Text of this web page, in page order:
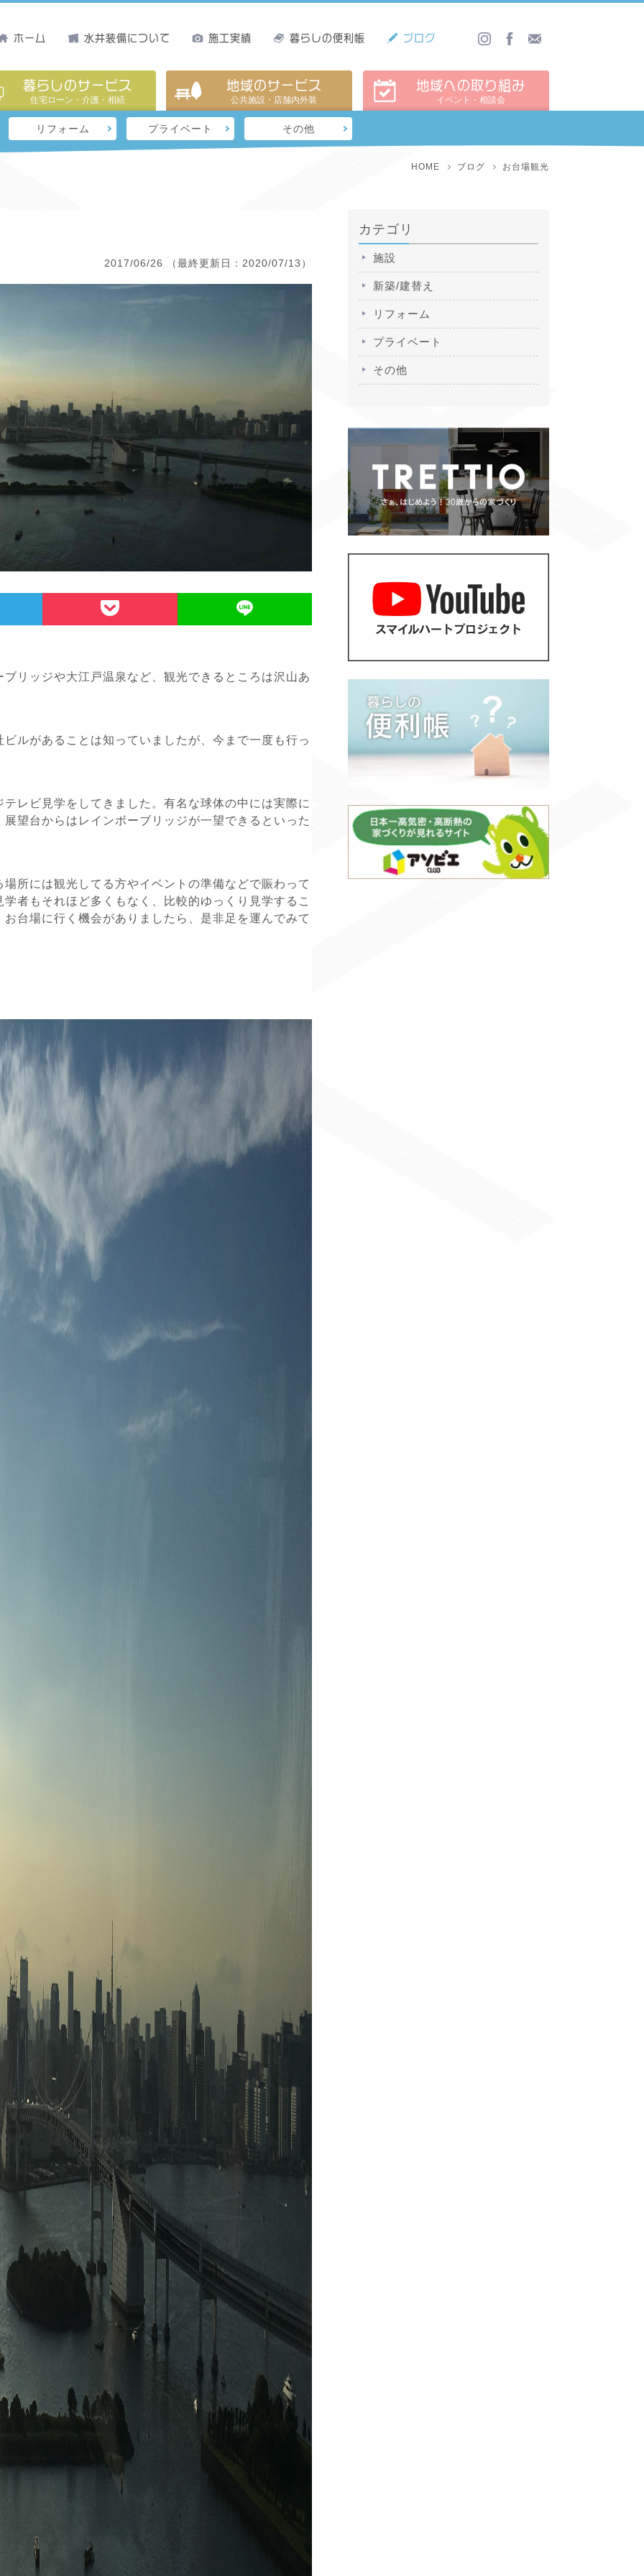
ホーム 水井装備について 施工実績 暮らしの便利帳 ブログ
暮らしのサービス
住宅ローン・介護・相続
地域のサービス
公共施設・店舗内外装
地域への取り組み
イベント・相談会
リフォーム プライベート その他
HOME ブログ お台場観光
2017/06/26 （最終更新日：2020/07/13）
リッジや大江戸温泉など、観光できるところは沢山あ
ルがあることは知っていましたが、今まで一度も行っ
レビ見学をしてきました。有名な球体の中には実際に
望台からはレインボーブリッジが一望できるといった
所には観光してる方やイベントの準備などで賑わって
者もそれほど多くもなく、比較的ゆっくり見学するこ
台場に行く機会がありましたら、是非足を運んでみて
カテゴリ
施設
新築/建替え
リフォーム
プライベート
その他